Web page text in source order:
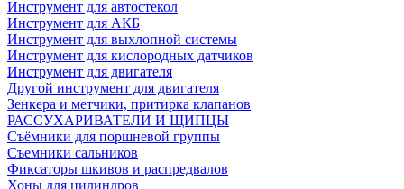
Инструмент для автостекол
Инструмент для АКБ
Инструмент для выхлопной системы
Инструмент для кислородных датчиков
Инструмент для двигателя
Другой инструмент для двигателя
Зенкера и метчики, притирка клапанов
РАССУХАРИВАТЕЛИ И ЩИПЦЫ
Съёмники для поршневой группы
Съемники сальников
Фиксаторы шкивов и распредвалов
Хоны для цилиндров